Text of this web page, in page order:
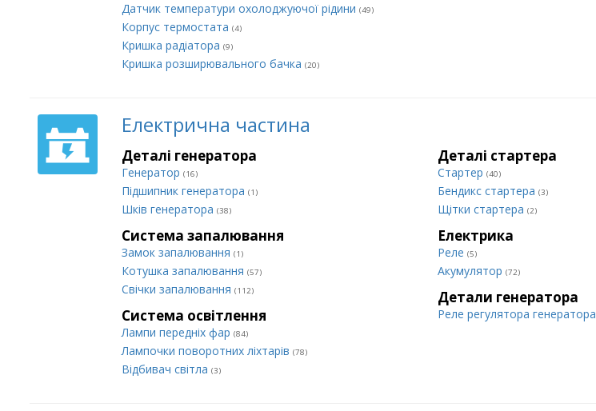
Датчик температури охолоджуючої рідини (49)
Корпус термостата (4)
Кришка радіатора (9)
Кришка розширювального бачка (20)
Електрична частина
Деталі генератора
Генератор (16)
Підшипник генератора (1)
Шків генератора (38)
Деталі стартера
Стартер (40)
Бендикс стартера (3)
Щітки стартера (2)
Система запалювання
Замок запалювання (1)
Котушка запалювання (57)
Свічки запалювання (112)
Електрика
Реле (5)
Акумулятор (72)
Детали генератора
Реле регулятора генератора
Система освітлення
Лампи передніх фар (84)
Лампочки поворотних ліхтарів (78)
Відбивач світла (3)